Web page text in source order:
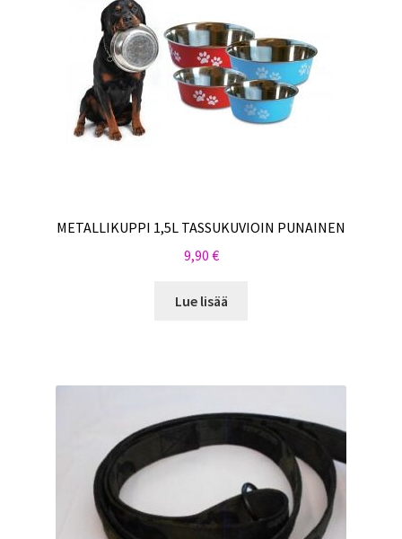
METALLIKUPPI 1,5L TASSUKUVIOIN PUNAINEN
9,90 €
Lue lisää